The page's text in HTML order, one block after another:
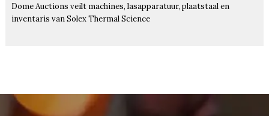
Dome Auctions veilt machines, lasapparatuur, plaatstaal en
inventaris van Solex Thermal Science